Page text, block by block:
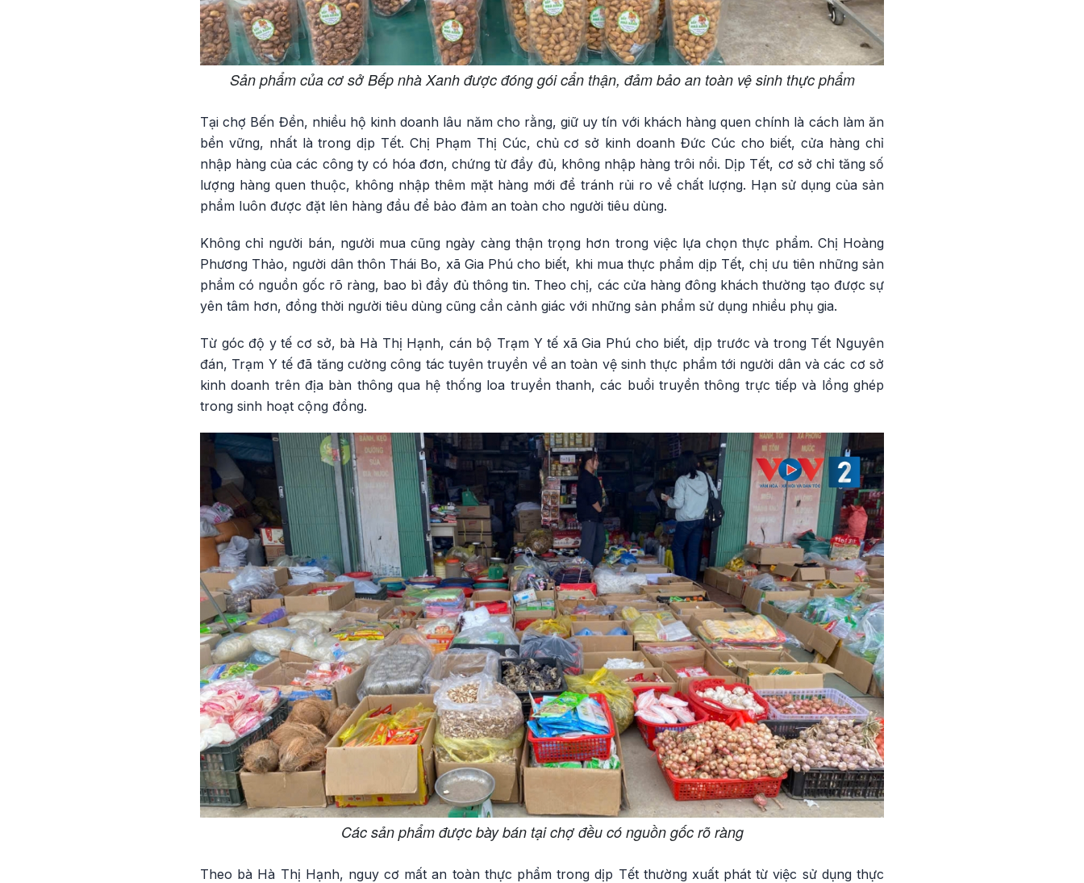
Sản phẩm của cơ sở Bếp nhà Xanh được đóng gói cẩn thận, đảm bảo an toàn vệ sinh thực phẩm
Tại chợ Bến Đền, nhiều hộ kinh doanh lâu năm cho rằng, giữ uy tín với khách hàng quen chính là cách làm ăn
bền vững, nhất là trong dịp Tết. Chị Phạm Thị Cúc, chủ cơ sở kinh doanh Đức Cúc cho biết, cửa hàng chỉ
nhập hàng của các công ty có hóa đơn, chứng từ đầy đủ, không nhập hàng trôi nổi. Dịp Tết, cơ sở chỉ tăng số
lượng hàng quen thuộc, không nhập thêm mặt hàng mới để tránh rủi ro về chất lượng. Hạn sử dụng của sản
phẩm luôn được đặt lên hàng đầu để bảo đảm an toàn cho người tiêu dùng.
Không chỉ người bán, người mua cũng ngày càng thận trọng hơn trong việc lựa chọn thực phẩm. Chị Hoàng
Phương Thảo, người dân thôn Thái Bo, xã Gia Phú cho biết, khi mua thực phẩm dịp Tết, chị ưu tiên những sản
phẩm có nguồn gốc rõ ràng, bao bì đầy đủ thông tin. Theo chị, các cửa hàng đông khách thường tạo được sự
yên tâm hơn, đồng thời người tiêu dùng cũng cần cảnh giác với những sản phẩm sử dụng nhiều phụ gia.
Từ góc độ y tế cơ sở, bà Hà Thị Hạnh, cán bộ Trạm Y tế xã Gia Phú cho biết, dịp trước và trong Tết Nguyên
đán, Trạm Y tế đã tăng cường công tác tuyên truyền về an toàn vệ sinh thực phẩm tới người dân và các cơ sở
kinh doanh trên địa bàn thông qua hệ thống loa truyền thanh, các buổi truyền thông trực tiếp và lồng ghép
trong sinh hoạt cộng đồng.
Các sản phẩm được bày bán tại chợ đều có nguồn gốc rõ ràng
Theo bà Hà Thị Hạnh, nguy cơ mất an toàn thực phẩm trong dịp Tết thường xuất phát từ việc sử dụng thực